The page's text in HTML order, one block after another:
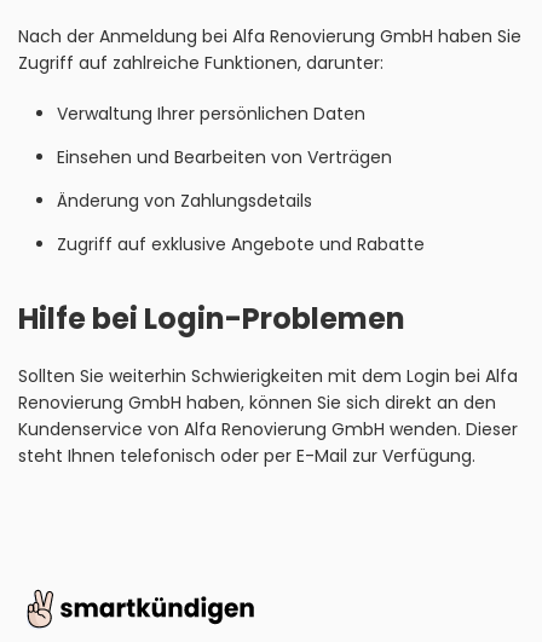
Nach der Anmeldung bei Alfa Renovierung GmbH haben Sie
Zugriff auf zahlreiche Funktionen, darunter:
Verwaltung Ihrer persönlichen Daten
Einsehen und Bearbeiten von Verträgen
Änderung von Zahlungsdetails
Zugriff auf exklusive Angebote und Rabatte
Hilfe bei Login-Problemen
Sollten Sie weiterhin Schwierigkeiten mit dem Login bei Alfa
Renovierung GmbH haben, können Sie sich direkt an den
Kundenservice von Alfa Renovierung GmbH wenden. Dieser
steht Ihnen telefonisch oder per E-Mail zur Verfügung.